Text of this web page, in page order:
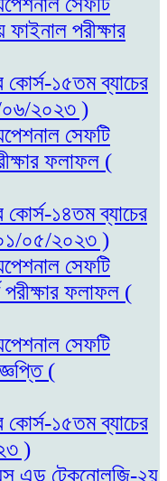
ফাইনাল পরীক্ষার
কোর্স-১৫তম ব্যাচের
০৬/২০২৩ )
সেফটি
ফলাফল (
কোর্স-১৪তম ব্যাচের
০১/০৫/২০২৩ )
সেফটি
পরীক্ষার ফলাফল (
সেফটি
(
কোর্স-১৫তম ব্যাচের
)
এন্ড টেকনোলজি-২য়